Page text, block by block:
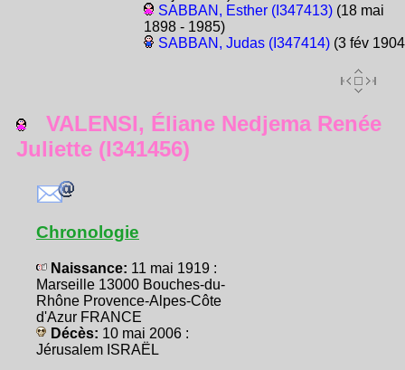
SABBAN, Esther (I347413)(18 mai
1898 - 1985)
SABBAN, Judas (I347414)(3 fév
VALENSI, Éliane Nedjema Renée
Juliette (I341456)
Chronologie
Naissance: 11 mai 1919 :
Marseille 13000 Bouches-du-
Rhône Provence-Alpes-Côte
d'Azur FRANCE
Décès: 10 mai 2006 :
Jérusalem ISRAËL